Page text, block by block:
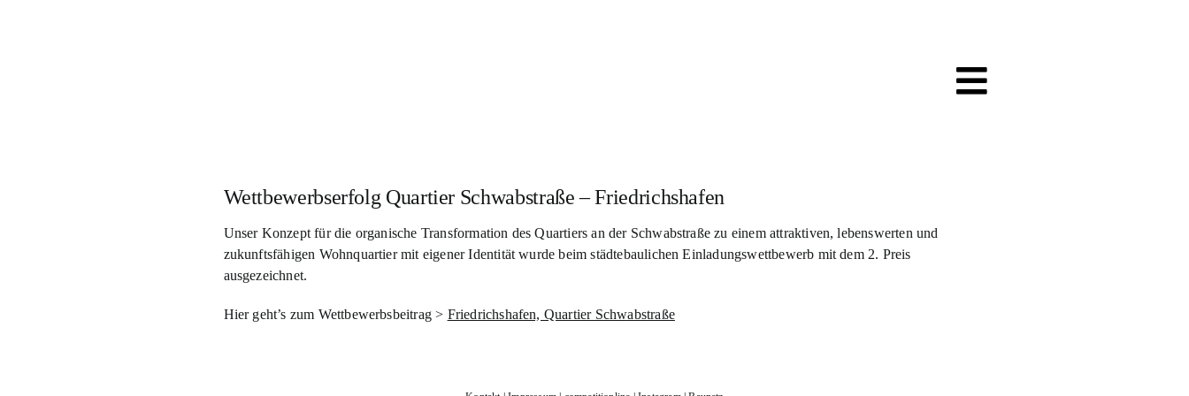
Wettbewerbserfolg Quartier Schwabstraße – Friedrichshafen
Unser Konzept für die organische Transformation des Quartiers an der Schwabstraße zu einem attraktiven, lebenswerten und
zukunftsfähigen Wohnquartier mit eigener Identität wurde beim städtebaulichen Einladungswettbewerb mit dem 2. Preis
ausgezeichnet.
Hier geht’s zum Wettbewerbsbeitrag > Friedrichshafen, Quartier Schwabstraße